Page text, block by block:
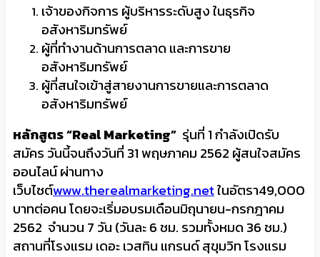
เจ้าของกิจการ ผู้บริหารระดับสูง ในธุรกิจ
อสังหาริมทรัพย์
ผู้ที่ทำงานด้านการตลาด และการขาย
อสังหาริมทรัพย์
ผู้ที่สนใจเข้าสู่สายงานการขายและการตลาด
อสังหาริมทรัพย์
หลักสูตร “Real Marketing” รุ่นที่ 1 กำลังเปิดรับ
สมัคร วันนี้จนถึงวันที่ 31 พฤษภาคม 2562 ผู้สนใจสมัคร
ออนไลน์ ผ่านทาง
เว็บไซต์www.therealmarketing.netในอัตรา49,000
บาทต่อคน โดยจะเริ่มอบรมเดือนมิถุนายน-กรกฎาคม
2562 จำนวน 7 วัน (วันละ 6 ชม. รวมทั้งหมด 36 ชม.)
สถานที่โรงแรม เดอะ เวสทิน แกรนด์ สุขุมวิท โรงแรม